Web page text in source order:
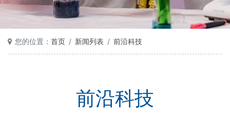
您的位置： 首页 新闻列表 前沿科技
前沿科技